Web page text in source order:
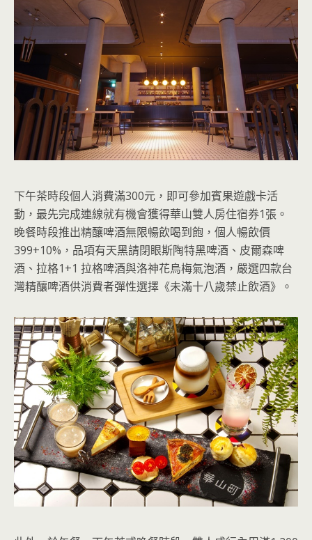
下午茶時段個人消費滿300元，即可參加賓果遊戲卡活
動，最先完成連線就有機會獲得華山雙人房住宿券1張。
晚餐時段推出精釀啤酒無限暢飲喝到飽，個人暢飲價
399+10%，品項有天黑請閉眼斯陶特黑啤酒、皮爾森啤
酒、拉格1+1 拉格啤酒與洛神花烏梅氣泡酒，嚴選四款台
灣精釀啤酒供消費者彈性選擇《未滿十八歲禁止飲酒》。